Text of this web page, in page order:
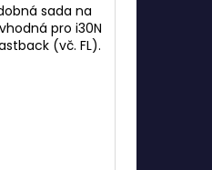
sada na
pro i30N
(vč. FL).